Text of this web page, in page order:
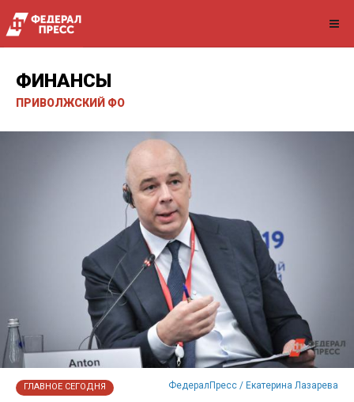
ФИНАНСЫ
ПРИВОЛЖСКИЙ ФО
ГЛАВНОЕ СЕГОДНЯ ФедералПресс / Екатерина Лазарева